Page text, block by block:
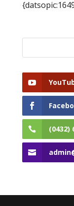
(0432)